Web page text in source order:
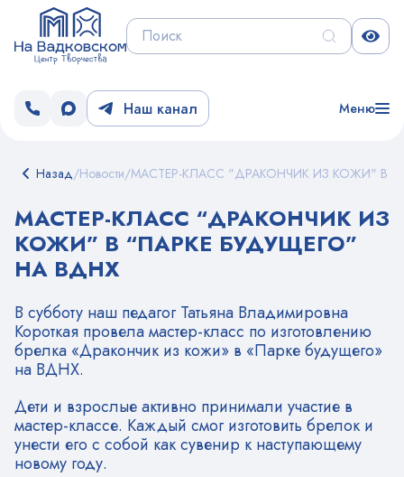
Наш канал Меню
Назад/Новости/МАСТЕР-КЛАСС "ДРАКОНЧИК ИЗ КОЖИ" В
МАСТЕР-КЛАСС “ДРАКОНЧИК ИЗ
КОЖИ” В “ПАРКЕ БУДУЩЕГО”
НА ВДНХ
В субботу наш педагог Татьяна Владимировна
Короткая провела мастер-класс по изготовлению
брелка «Дракончик из кожи» в «Парке будущего»
на ВДНХ.
Дети и взрослые активно принимали участие в
мастер-классе. Каждый смог изготовить брелок и
унести его с собой как сувенир к наступающему
новому году.